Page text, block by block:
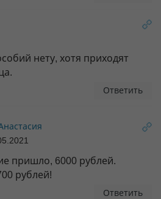
нету, хотя приходят
Ответить
пришло, 6000 рублей.
рублей!
Ответить